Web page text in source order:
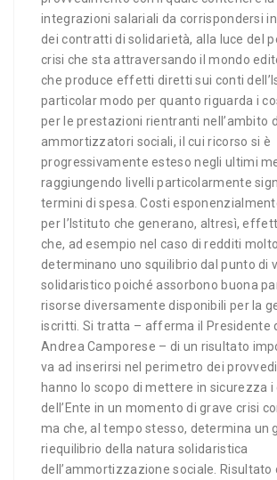
integrazioni salariali da corrispondersi
dei contratti di solidarietà, alla luce del
crisi che sta attraversando il mondo
che produce effetti diretti sui conti
particolar modo per quanto riguarda i
per le prestazioni rientranti nell’ambito
ammortizzatori sociali, il cui ricorso si è
progressivamente esteso negli ultimi
raggiungendo livelli particolarmente
termini di spesa. Costi
per l’Istituto che generano, altresì,
che, ad esempio nel caso di redditi
determinano uno squilibrio dal punto di
solidaristico poiché assorbono buona
risorse diversamente disponibili per la
iscritti. Si tratta – afferma il Presidente
Andrea Camporese – di un risultato
va ad inserirsi nel perimetro dei
hanno lo scopo di mettere in sicurezza i
dell’Ente in un momento di grave crisi
ma che, al tempo stesso, determina un
riequilibrio della natura solidaristica
dell’ammortizzazione sociale. Risultato